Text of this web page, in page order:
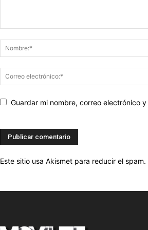
Guardar mi nombre, correo electrónico
Este sitio usa Akismet para reducir el spam.